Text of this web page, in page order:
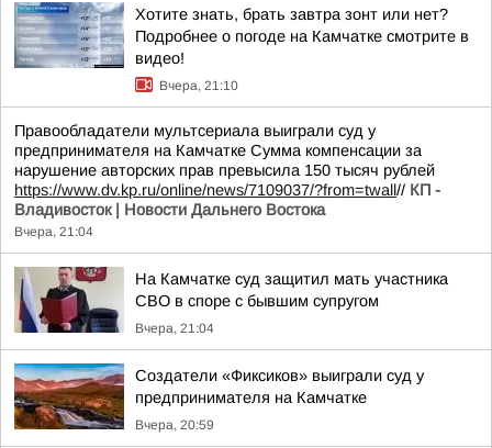
Хотите знать, брать завтра зонт или нет?
Подробнее о погоде на Камчатке смотрите в
видео!
Вчера, 21:10
Правообладатели мультсериала выиграли суд у
предпринимателя на Камчатке Сумма компенсации за
нарушение авторских прав превысила 150 тысяч рублей
https://www.dv.kp.ru/online/news/7109037/?from=twall// КП -
Владивосток | Новости Дальнего Востока
Вчера, 21:04
На Камчатке суд защитил мать участника
СВО в споре с бывшим супругом
Вчера, 21:04
Создатели «Фиксиков» выиграли суд у
предпринимателя на Камчатке
Вчера, 20:59